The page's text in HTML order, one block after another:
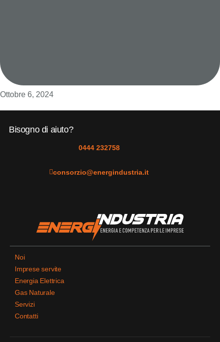
Ottobre 6, 2024
Bisogno di aiuto?
0444 232758
consorzio@energindustria.it
Noi
Imprese servite
Energia Elettrica
Gas Naturale
Servizi
Contatti